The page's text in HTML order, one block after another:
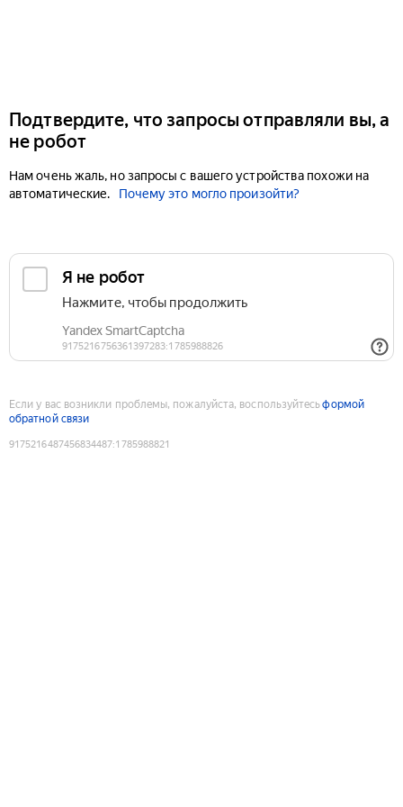
Подтвердите, что запросы отправляли вы, а
не робот
Нам очень жаль, но запросы с вашего устройства похожи на
автоматические.
Почему это могло произойти?
Если у вас возникли проблемы, пожалуйста, воспользуйтесьформой
обратной связи
9175216487456834487:1785988821